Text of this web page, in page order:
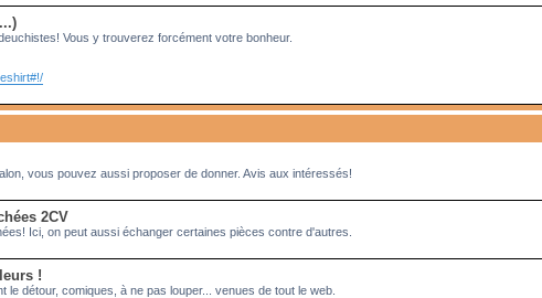
Vous y trouverez forcément votre bonheur.
vous pouvez aussi proposer de donner. Avis aux intéressés!
2CV
Ici, on peut aussi échanger certaines pièces contre d'autres.
!
détour, comiques, à ne pas louper... venues de tout le web.